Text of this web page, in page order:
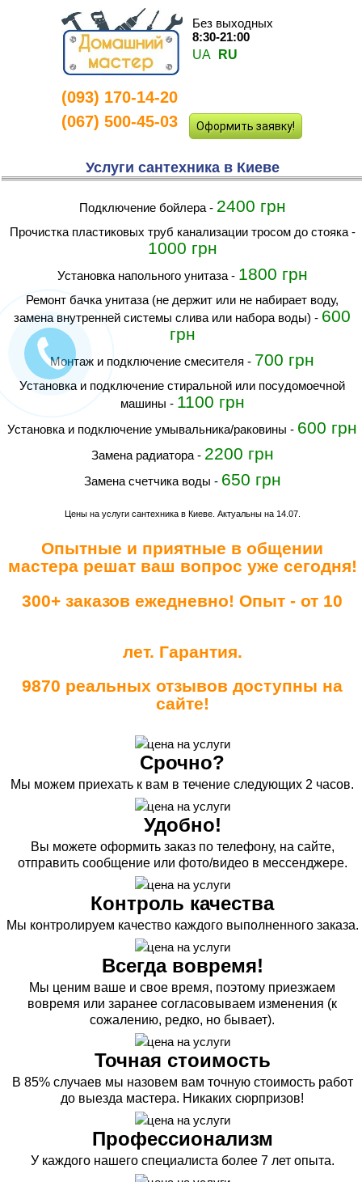
Без выходных
8:30-21:00
UA
RU
(093) 170-14-20
(067) 500-45-03
Оформить заявку!
Услуги сантехника в Киеве
Подключение бойлера - 2400 грн
прочистка пластиковых труб канализации тросом до стояка -
1000 грн
Установка напольного унитаза - 1800 грн
Ремонт бачка унитаза (не держит или не набирает воду,
замена внутренней системы слива или набора воды) - 600
грн
монтаж и подключение смесителя - 700 грн
установка и подключение стиральной или посудомоечной
машины - 1100 грн
Установка и подключение умывальника/раковины - 600 грн
Замена радиатора - 2200 грн
замена счетчика воды - 650 грн
Цены на услуги сантехника в Киеве. Актуальны на 14.07
Опытные и приятные в общении
мастера решат ваш вопрос уже сегодня!
300+ заказов ежедневно! Опыт - от 10
лет. Гарантия.
9870 реальных отзывов доступны на
сайте!
Срочно?
Мы можем приехать к вам в течение следующих 2 часов.
Удобно!
Вы можете оформить заказ по телефону, на сайте,
отправить сообщение или фото/видео в мессенджере.
Контроль качества
Мы контролируем качество каждого выполненного заказа.
Всегда вовремя!
Мы ценим ваше и свое время, поэтому приезжаем
вовремя или заранее согласовываем изменения (к
сожалению, редко, но бывает).
Точная стоимость
В 85% случаев мы назовем вам точную стоимость работ
до выезда мастера. Никаких сюрпризов!
Профессионализм
У каждого нашего специалиста более 7 лет опыта.